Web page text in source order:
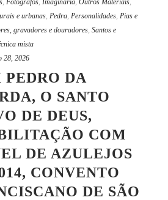
, Fotógrafos, Imaginária, Outros Materiais,
e urbanas, Pedra, Personalidades, Pias e
gravadores e douradores, Santos e
mista
28, 2026
PEDRO DA
O SANTO
DE DEUS,
COM
DE AZULEJOS
CONVENTO
DE SÃO